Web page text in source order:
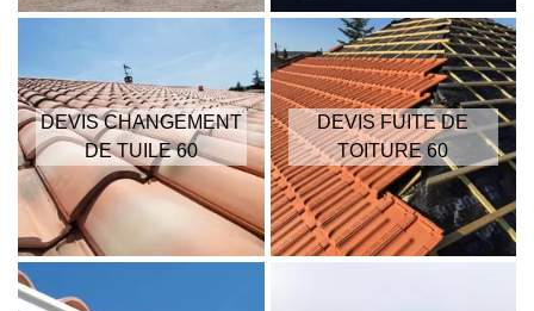
DEVIS CHANGEMENT
DE TUILE 60
DEVIS FUITE DE
TOITURE 60